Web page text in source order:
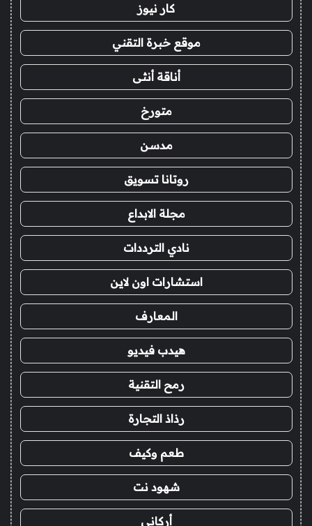
كار نيوز
موقع خبرة التقني
أناقة أنثى
متورخ
مدسن
روتانا تسويق
مجلة الابداع
نادي الترددات
استشارات اون لاين
المعارف
هيدب فيديو
رمح التقنية
رذاذ التجارة
طعم وكيف
شهود نت
أركاني